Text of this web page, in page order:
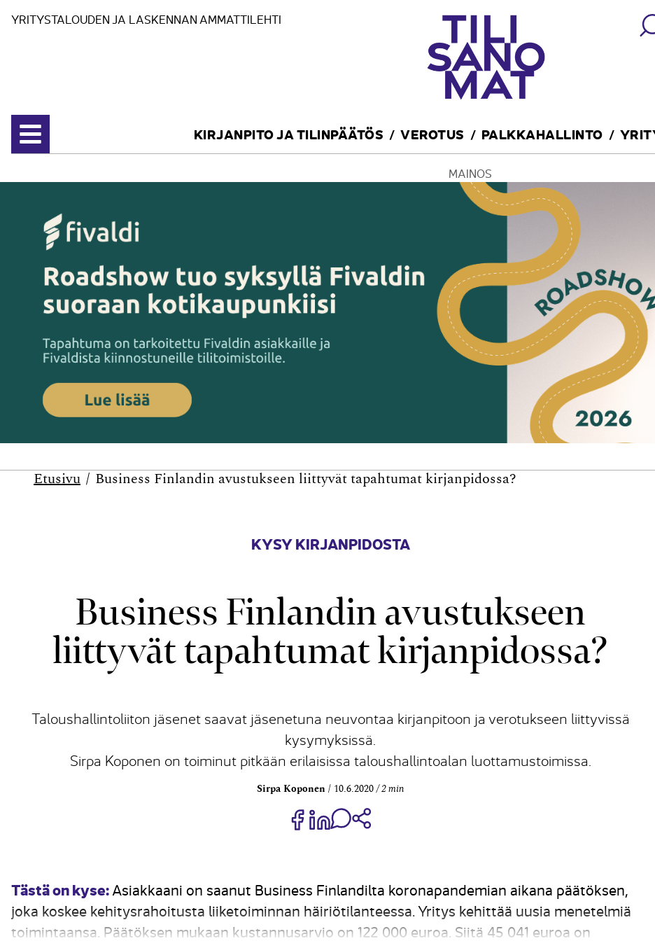
YRITYSTALOUDEN JA LASKENNAN AMMATTILEHTI
Avaa valikko
KIRJANPITO JA TILINPÄÄTÖS VEROTUS PALKKAHALLINTO
MAINOS
Etusivu Business Finlandin avustukseen liittyvät tapahtumat kirjanpidossa?
KYSY KIRJANPIDOSTA
Business Finlandin avustukseen
liittyvät tapahtumat kirjanpidossa?
Taloushallintoliiton jäsenet saavat jäsenetuna neuvontaa kirjanpitoon ja verotukseen liittyvissä
kysymyksissä.
Sirpa Koponen on toiminut pitkään erilaisissa taloushallintoalan luottamustoimissa.
Sirpa Koponen 10.6.2020 2 min
Jaa Share on Facebook
Jaa Share on LinkedIn
Jaa WhatsApp-viestinä
Tästä on kyse:Asiakkaani on saanut Business Finlandilta koronapandemian aikana päätöksen,
joka koskee kehitysrahoitusta liiketoiminnan häiriötilanteessa. Yritys kehittää uusia menetelmiä
toimintaansa. Päätöksen mukaan kustannusarvio on 122 000 euroa. Siitä 45 041 euroa on